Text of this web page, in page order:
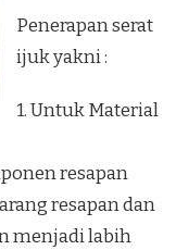
Penerapan serat
ijuk yakni :
1. Untuk Material
resapan
resapan dan
menjadi labih